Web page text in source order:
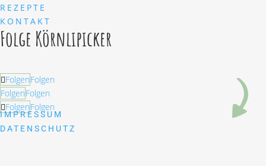
REZEPTE
KONTAKT
Folge Körnlipicker
FolgenFolgen
FolgenFolgen
FolgenFolgen
IMPRESSUM
DATENSCHUTZ